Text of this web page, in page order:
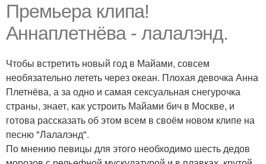
Премьера клипа!
Аннаплетнёва - лалалэнд.
Чтобы встретить новый год в Майами, совсем
необязательно лететь через океан. Плохая девочка Анна
Плетнёва, а за одно и самая сексуальная снегурочка
страны, знает, как устроить Майами бич в Москве, и
готова рассказать об этом всем в своём новом клипе на
песню "Лалалэнд".
По мнению певицы для этого необходимо шесть дедов